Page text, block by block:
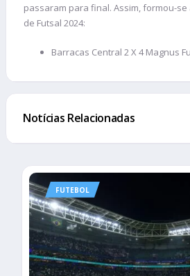
passaram para final. Assim, formou-
de Futsal 2024:
Barracas Central 2 X 4 Magnus
Notícias Relacionadas
FUTEBOL